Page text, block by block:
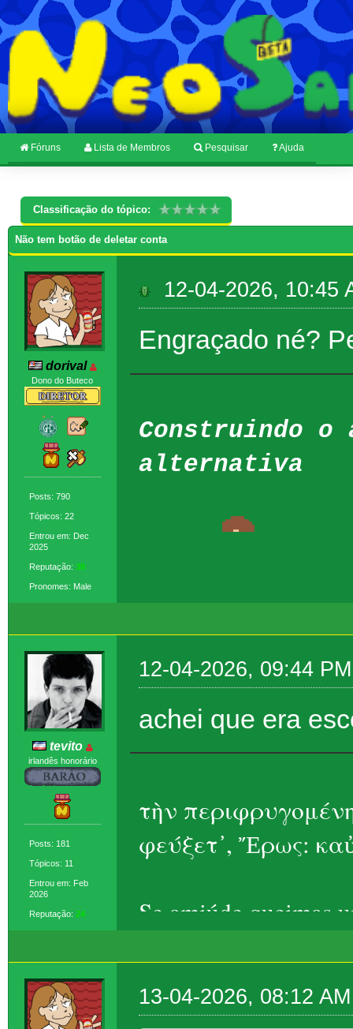
Fóruns Lista de Membros Pesquisar Ajuda
Classificação do tópico:
Não tem botão de deletar conta
dorival
Dono do Buteco
Posts: 790
Tópicos: 22
Entrou em: Dec
2025
Reputação: 38
Pronomes: Male
12-04-2026, 10:45
Engraçado né?
Construindo o
alternativa
tevito
irlandês honorário
Posts: 181
Tópicos: 11
Entrou em: Feb
2026
Reputação: 24
12-04-2026, 09:44 PM
achei que era
τὴν
φεύξετ᾽, Ἔρως:
Se amiúde queimas
13-04-2026, 08:12 AM